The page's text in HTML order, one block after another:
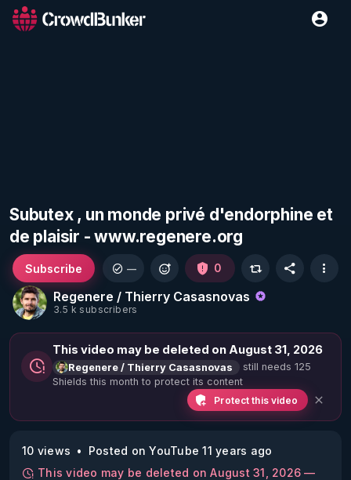
Subutex , un monde privé d'endorphine et
de plaisir - www.regenere.org
Regenere / Thierry Casasnovas
3.5 k subscribers
Subscribe — 0
This video may be deleted on August 31, 2026
Regenere / Thierry Casasnovas
still needs 125
Shields this month to protect its content
Protect this video
10 views
Posted on YouTube 11 years ago
This video may be deleted on August 31, 2026 —